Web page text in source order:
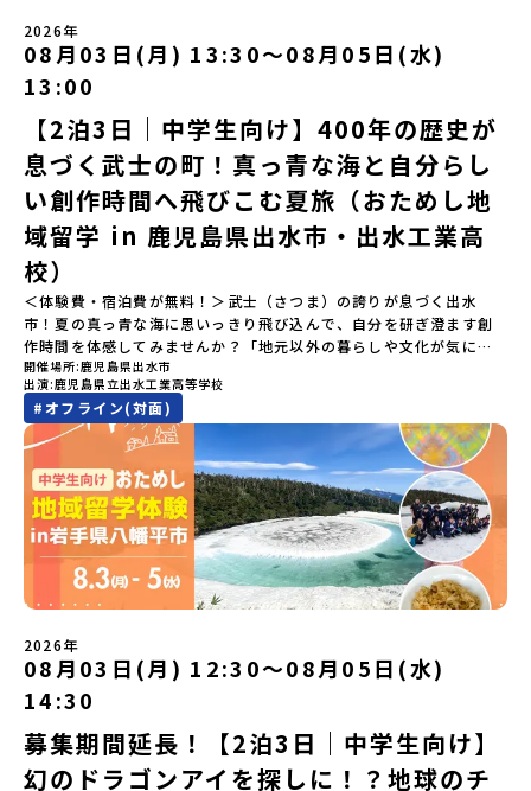
ら抽選の上、締め切り日から1週間を目途に、お申し込み時に記入い
ただいたメールアドレス宛に「当選／落選メール」をお送りいたし
ます。当選者は、メールに記載された「当選確認フォーム」に３日
以内に回答いただき、確認フォームの提出をもって参加確定とさせ
ていただきます。当選確認フォームの期日までにご回答いただけな
い場合は、当選を取り消しとさせていただきます。当選取り消しが
あった場合は、繰り上げ当選者へご連絡させていただきます。登録
メールアドレスの変更をご希望の場合は下記の地域みらい留学公式
LINEよりご連絡をお願いします。※受信制限設定をしていると、通
知メールをお受け取りいただけません。その場合は、
「@miratabi.jp」からのメールを受信できるよう設定をお願いいた
します。※結果に関する個別のお問合せにはお答えしておりません
ので、ご了承ください。・お申し込みについてお申込はお一人様1回
限りです。PC・スマートフォンからお申込ください。申込後の内容
変更はできません。お申込時は、メールアドレスの入力間違いにご
注意ください。・宿泊について１室に複数(同性2～4名程度)で宿泊
いただく予定です。・食事アレルギー対応について個別の詳細なア
レルギー対応希望にはお応えしかねる場合がございます。対応が必
要な場合は必ず事前にご相談ください。・参加取消や急遽参加でき
なくなった場合について参加決定後の参加お取り消しはご遠慮下さ
い。やむを得ないお取り消しの場合はお早めに事務局までご連絡く
ださい。・キャンセルポリシーやむを得ない参加お取り消しの場
合、以下のルールに沿って対応させていただきます。ご了承くださ
い。プログラム開催日の前日＜7月3日＞から、【キャンセルのご連
絡日：お支払いいただく旅行代金】・21日目にあたる日以前：無
料・20日目-8日目：20％・7日目-2日目：30％・プログラム開始日
加またはプログラム開始後の解除：100％・催行中止について天候な
どの状況等によって開催を見合わせる可能性があります。その場合
は原則、開催日1週間前までにご連絡いたします。又、最少催行人数
に達しなかった場合は、開催日3週間前までに催行中止の旨をメール
にてご連絡いたします。・よくあるご質問その他、よくあるご質問
についてはこちらをご確認ください。運営団体について＜プログラ
ム主催：一般財団法人地域・教育魅力化プラットフォーム＞「意志
「みんなでBBQディナー」 -さらに仲間や地元の高校生、町の大人
たちと交流＜3日目＞（AM）「アイヌが愛した森を散策するフィー
ルドワーク」「3日間の振り返りワーク」 -みんなで振り返り対話
「ランチ/お土産タイム」（PM） 13：30頃プログラム終了-新千歳
空港には15：00頃に到着予定です。※天候の状況や参加人数によっ
てプログラムを変更する場合がございます。参加概要【開催場所】
北海道平取町（びらとりちょう）【実施日程】7月18日(土)～7月20
日(月祝)※参加が確定した方には6月3日(水) 18：30～20：00に
「参加者向け事前オンライン研修」をご案内する予定です。必ず参
加をお願いします。【集合場所・時間】7月18日(土) 12：00 新千歳
空港※12：00までに新千歳空港に到着する便で手配ください。【解
散場所・時間】7月20日(祝月) 15：00頃 新千歳空港※16：00以降
に新千歳空港を出発する便で手配ください。【対象】中学2年生、中
学3年生【宿泊先】ゲストハウス ヤント※ドミトリータイプの2段ベ
ッド（1室2～4名）で宿泊いただく予定です。【旅行代金】無料※旅
行代金に含まれる費用のうち、以下の内容が無料となります・宿泊
費（2泊分）・プログラム内のアクティビティ・体験費用・一部の食
事代※以下の費用は参加者のご負担となります・集合場所までの往
復交通費・お土産代や自由時間の個人飲食費などの個人的費用【募
集人数】最大10名（お申し込み多数の場合は抽選の上決定）【参加
者決定】お申し込み多数の場合は、締め切り後1週間を目途に当落結
果をご連絡いたします。【申し込み受付締切】4月30日(木)12：00
から 5月14日(木) 12：00まで疑問も不安もワクワクに変える！「お
ためし地域留学」ステップアップ説明会プログラムの内容を詳しく
知りたい方や、お申し込みを迷われている方向けにZoomでのオン
ライン配信を行います。知りたい情報のレベルに合わせて、以下の2
つのステップをご活用ください。【STEP 1】全体オンライン説明会
（アーカイブ動画を公開中！）〜まずは「おためし地域留学」を知
りたい方へ〜日本全国20以上の地域から選んで参加できる「おため
し地域留学」の魅力を凝縮したアーカイブ動画をご覧いただけま
す。初めての一人旅への不安や、事務局のサポート体制、安全面に
る]YouTube：https://youtu.be/Yt8nd04aNgA?
si=e5erbspvwz5O8_uF【STEP 2】平取町プログラム説明会〜
です。どんな困難な状況にも真っ向から立ち向かい、未知の領域へ
夢を追って挑戦し続ける姿勢や、手つかずの大自然の中で一攫千金
の夢を抱いて熱中した「砂金掘り」、自らの手で広大な大地を切り
拓いてきた農業や漁業の歴史など、夢を追う人々が集まる他の町に
はない風土が存在します。大樹町では、このフロンティアスピリッ
ツが現在、「北海道の小さな町から宇宙を目指す」という新たな夢
へと繋がっています。 「宇宙版シリコンバレー」の実現を目指し、
国内外の宇宙関連企業が集まる宇宙港「北海道スペースポート」の
整備が進められています。 この未来への挑戦の精神は、民間企業に
よる日本初のロケット打ち上げ成功という形で実を結び、世界有数
のロケット発射場の適地として全国・アジア各国からも大きな注目
を集めています 今回は、そんな大樹町の過去から未来へ繋がるフロ
ンティアスピリッツに触れるアクティビティへ出発！農業からロケ
ットまで本物の現場を体感し、他では味わえない体験を五感をフル
につかって楽しむことができます🎵大樹高校は、農業から宇宙まで
「町のぜんぶが教科書」！大樹高校の学びは、ただ教室の机に座っ
ているだけではありません！農業や漁業から、最先端の宇宙科学ま
で「町のぜんぶが教科書」 です。先輩たちは「地域探究」の授業
や、放課後の「地域探究サークル」を通して、学校の外へどんどん
飛び出し町の人たちと一緒にリアルな課題解決にチャレンジしてい
ます。そんな先輩たちとの交流がきっと「未来の自分」のヒントが
見つかるはず！ あたたかい町の人たちや先輩たちとの出会いが待っ
ている北海道大樹町へ、あなたの世界をグッと広げる特別な旅に出
発しませんか？ 体験のおすすめポイント体験プログラム内容（予
定）＜１日目＞（PM）「オリエンテーション・自己紹介ワーク」
「大樹町の自然を満喫」 -先人の知恵と夢を体験「砂金堀」 -川
樹高校見学・寮見学」 -大樹高校の特徴を知る学校体験 -高校生
との対話「大樹町の魅力を体験①」 -大樹町ならではのランチ＆ス
イーツ（PM）「大樹町の魅力を体験②」 -大樹町宇宙交流センタ
ーSORA見学 -モデルロケットを飛ばしてみよう！「みんなで
BBQ」 -さらに仲間や地元の高校生、町の大人たちと交流＜3日目
＞（AM）「3日間の振り返りワーク」 -みんなで振り返り対話「牧
場の舞台裏。フィールドワーク」 -牧場見学・搾乳体験・動物と触
2026年
08月03日(月) 13:30〜08月05日(水)
13:00
【2泊3日｜中学生向け】400年の歴史が
息づく武士の町！真っ青な海と自分らし
い創作時間へ飛びこむ夏旅（おためし地
域留学 in 鹿児島県出水市・出水工業高
校）
＜体験費・宿泊費が無料！＞武士（さつま）の誇りが息づく出水
市！夏の真っ青な海に思いっきり飛び込んで、自分を研ぎ澄ます創
作時間を体感してみませんか？「地元以外の暮らしや文化が気にな
る。いつか留学してみたい！」「自分の進学や将来の可能性をもっ
とひらきたい！」「ものづくりや工業高校に興味がある！」そんな
中学生のみなさんにおすすめ！「おためし地域留学」は、日本全国
約200の高校と連携し、地域の枠を超えて学校生活を送る「地域みら
い留学」をプチ体験できるプログラムです。はじめてのひとり旅で
も安心！現地でもスタッフがしっかりとサポートいたします。今回
のフィールドは「鹿児島県 出水市（いずみし）出水工業高校」出水
市（いずみし）は、鹿児島県の玄関口にあるまち。ここでしか見ら
れない景色と、地元の人たちがずっと大切にしてきたものがありま
す。400年前から続く「武士の道」を歩く昔、武士たちがまちを守る
ために築いた「出水麓（いずみふもと）武家屋敷群」。今も残る約
150軒のお屋敷のほとんどに、今も人が住んでいます。400年前の武
士が歩いた道を、自分の足で歩く。まるで、まち全体がタイムカプ
セル。真っ青な海へダイブ！目の前に広がる八代海（やつしろか
い）は穏やかなリアス式海岸。海に沈む夕日は一生に一度は見てお
きたい景色です。出水工業高校は、「建築科」と「機械電気科」の2
つの学科。金属加工、電気工作、建物のデザインにチャレンジでき
る環境。「高校生ものづくりコンテスト」の木材加工部門で九州大
会2位に輝くなど、先輩たちの実力はホンモノ！この旅では自分の手
開催場所 鹿児島県出水市
出演 鹿児島県立出水工業高等学校
#オフライン(対面)
2026年
08月03日(月) 12:30〜08月05日(水)
14:30
募集期間延長！【2泊3日｜中学生向け】
幻のドラゴンアイを探しに！？地球のチ